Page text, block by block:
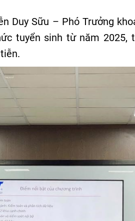
Duy Sữu – Phó Trưởng
tuyển sinh từ năm 2025,